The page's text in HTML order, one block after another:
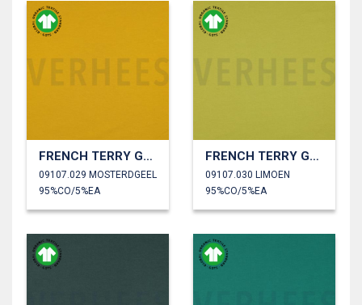
FRENCH TERRY GOTS
09107.029 MOSTERDGEEL
95%CO/5%EA
FRENCH TERRY GOTS
09107.030 LIMOEN
95%CO/5%EA